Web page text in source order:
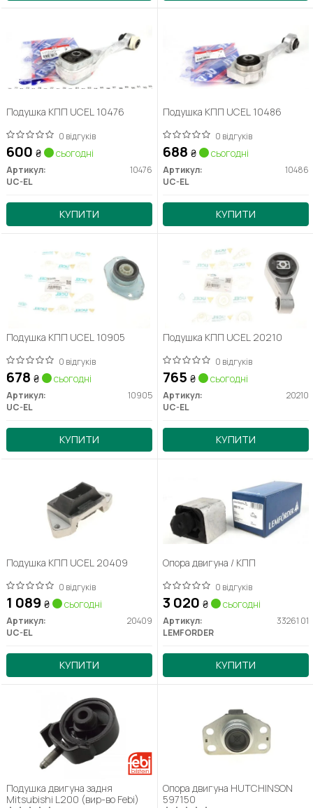
Подушка КПП UCEL 10476
0 відгуків
600 ₴ сьогодні
Артикул:
10476
UC-EL
КУПИТИ
Подушка КПП UCEL 10486
0 відгуків
688 ₴ сьогодні
Артикул:
10486
UC-EL
КУПИТИ
Подушка КПП UCEL 10905
0 відгуків
678 ₴ сьогодні
Артикул:
10905
UC-EL
КУПИТИ
Подушка КПП UCEL 20210
0 відгуків
765 ₴ сьогодні
Артикул:
20210
UC-EL
КУПИТИ
Подушка КПП UCEL 20409
0 відгуків
1 089 ₴ сьогодні
Артикул:
20409
UC-EL
КУПИТИ
Опора двигуна / КПП
0 відгуків
3 020 ₴ сьогодні
Артикул:
33261 01
LEMFORDER
КУПИТИ
Подушка двигуна задня
Mitsubishi L200 (вир-во Febi)
Опора двигуна HUTCHINSON
597150